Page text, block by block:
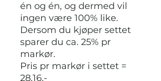
én og én, og dermed vil
ingen være 100% like.
Dersom du kjøper settet
sparer du ca. 25% pr
markør.
Pris pr markør i settet =
28.16,-